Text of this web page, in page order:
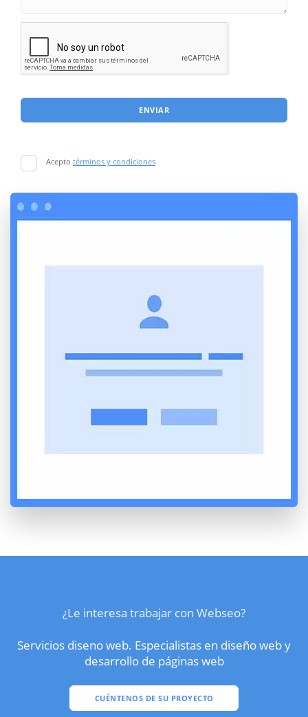
ENVIAR
Acepto términos y condiciones
¿Le interesa trabajar con Webseo?
Servicios diseno web. Especialistas en diseño web y
desarrollo de páginas web
CUÉNTENOS DE SU PROYECTO